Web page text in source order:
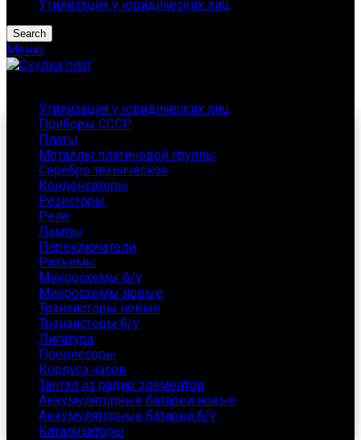
Утилизация у юридических лиц
Search
Меню
Утилизация у юридических лиц
Приборы СССР
Платы
Металлы платиновой группы
Серебро техническое
Конденсаторы
Резисторы
Реле
Лампы
Переключатели
Разъемы
Микросхемы б/у
Микросхемы новые
Транзисторы новые
Транзисторы б/у
Лигатура
Процессоры
Корпуса часов
Тантал из радио элементов
Аккумуляторные батареи новые
Аккумуляторные батареи б/у
Катализаторы